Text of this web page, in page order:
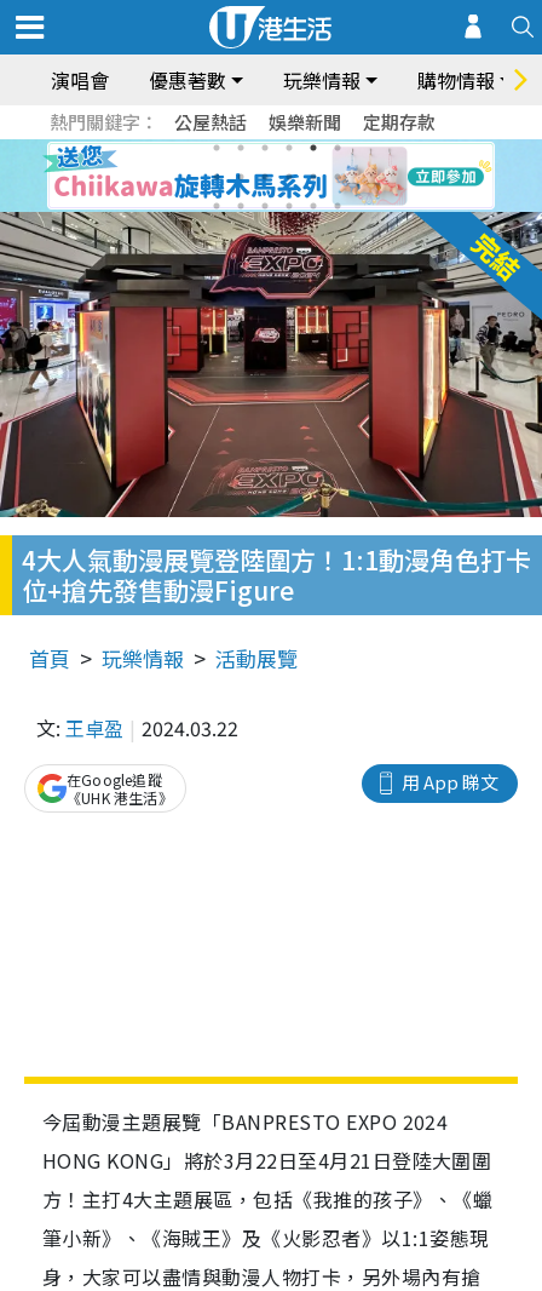
演唱會 優惠著數 玩樂情報 購物情報
熱門關鍵字： 公屋熱話 娛樂新聞 定期存款
4大人氣動漫展覽登陸圍方！1:1動漫角色打卡
位+搶先發售動漫Figure
首頁 玩樂情報 活動展覽
文: 王卓盈 2024.03.22
用 App 睇文
在Google追蹤
《UHK 港生活》
今屆動漫主題展覽「BANPRESTO EXPO 2024
HONG KONG」將於3月22日至4月21日登陸大圍圍
方！主打4大主題展區，包括《我推的孩子》、《蠟
筆小新》、《海賊王》及《火影忍者》以1:1姿態現
身，大家可以盡情與動漫人物打卡，另外場內有搶